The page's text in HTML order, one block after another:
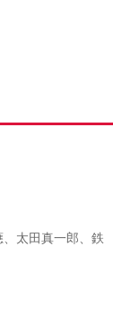
太田真一郎、鉄